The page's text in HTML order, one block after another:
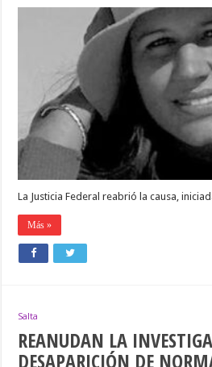
LA
INVESTIGACIÓN
POR
LA
DESAPARICIÓN
DE
MARÍA
CASH
La Justicia Federal reabrió la causa,
Más »
Salta
REANUDAN LA
DESAPARICIÓN DE